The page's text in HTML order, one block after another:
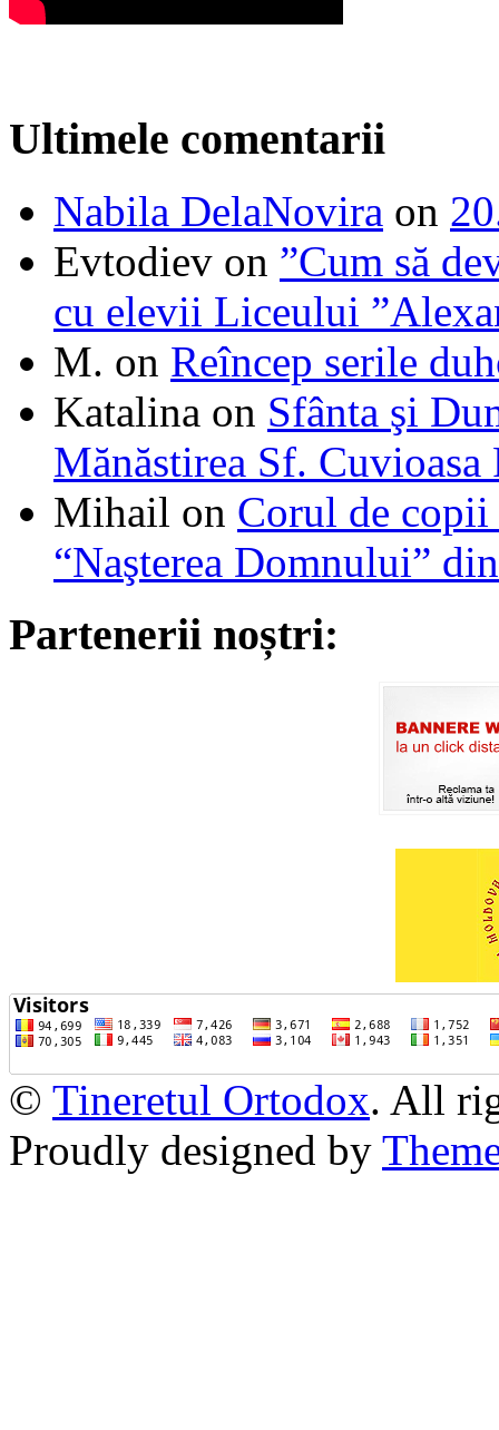
Ultimele comentarii
Nabila DelaNovira on
Evtodiev on ”Cum să
cu elevii Liceului
M. on Reîncep serile
Katalina on Sfânta şi
Mănăstirea Sf. Cuvioasa
Mihail on Corul de
“Naşterea Domnului”
Partenerii noștri:
© Tineretul Ortodox. All
Proudly designed by